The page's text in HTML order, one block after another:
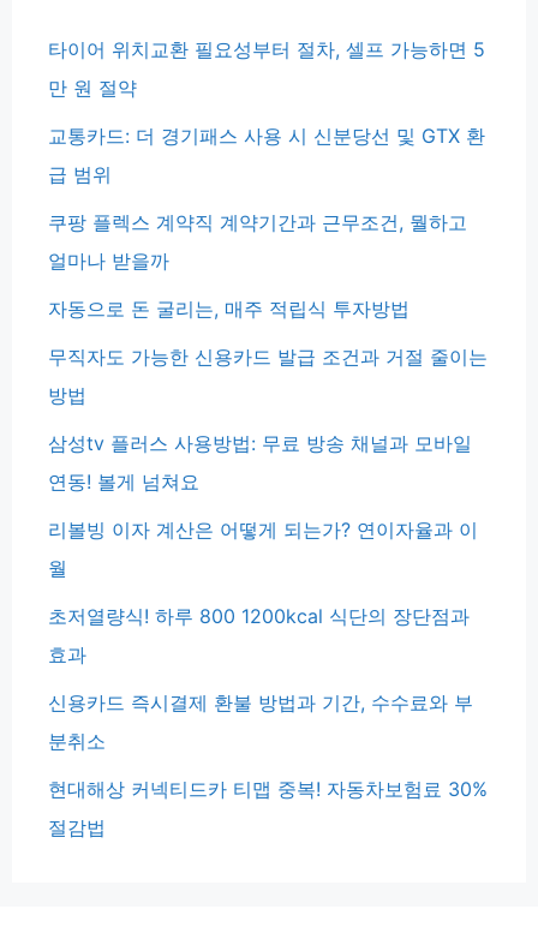
타이어 위치교환 필요성부터 절차, 셀프 가능하면 5
만 원 절약
교통카드: 더 경기패스 사용 시 신분당선 및 GTX 환
급 범위
쿠팡 플렉스 계약직 계약기간과 근무조건, 뭘하고
얼마나 받을까
자동으로 돈 굴리는, 매주 적립식 투자방법
무직자도 가능한 신용카드 발급 조건과 거절 줄이는
방법
삼성tv 플러스 사용방법: 무료 방송 채널과 모바일
연동! 볼게 넘쳐요
리볼빙 이자 계산은 어떻게 되는가? 연이자율과 이
월
초저열량식! 하루 800 1200kcal 식단의 장단점과
효과
신용카드 즉시결제 환불 방법과 기간, 수수료와 부
분취소
현대해상 커넥티드카 티맵 중복! 자동차보험료 30%
절감법